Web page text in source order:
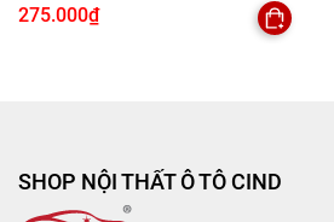
Dòng Xe
275.000₫
SHOP NỘI THẤT Ô TÔ CIND